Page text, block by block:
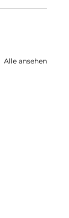
Alle ansehen